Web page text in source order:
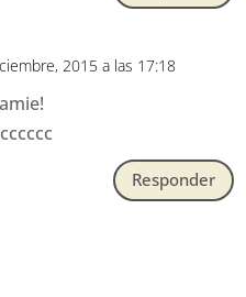
2015 a las 17:18
Responder